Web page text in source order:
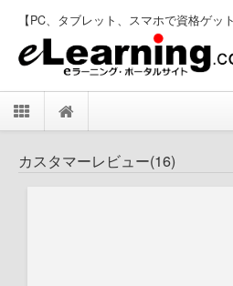
【PC、タブレット、スマホで資格ゲッ
カスタマーレビュー(16)